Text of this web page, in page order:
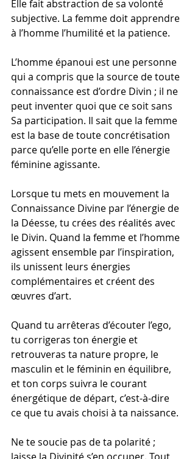
Elle fait abstraction de sa volonté
subjective. La femme doit apprendre
à l’homme l’humilité et la patience.
L’homme épanoui est une personne
qui a compris que la source de toute
connaissance est d’ordre Divin ; il ne
peut inventer quoi que ce soit sans
Sa participation. Il sait que la femme
est la base de toute concrétisation
parce qu’elle porte en elle l’énergie
féminine agissante.
Lorsque tu mets en mouvement la
Connaissance Divine par l’énergie de
la Déesse, tu crées des réalités avec
le Divin. Quand la femme et l’homme
agissent ensemble par l’inspiration,
ils unissent leurs énergies
complémentaires et créent des
œuvres d’art.
Quand tu arrêteras d’écouter l’ego,
tu corrigeras ton énergie et
retrouveras ta nature propre, le
masculin et le féminin en équilibre,
et ton corps suivra le courant
énergétique de départ, c’est-à-dire
ce que tu avais choisi à ta naissance.
Ne te soucie pas de ta polarité ;